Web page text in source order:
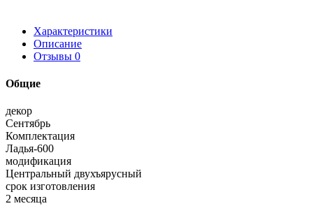
Характеристики
Описание
Отзывы 0
Общие
декор
Сентябрь
Комплектация
Ладья-600
модификация
Центральный двухъярусный
срок изготовления
2 месяца